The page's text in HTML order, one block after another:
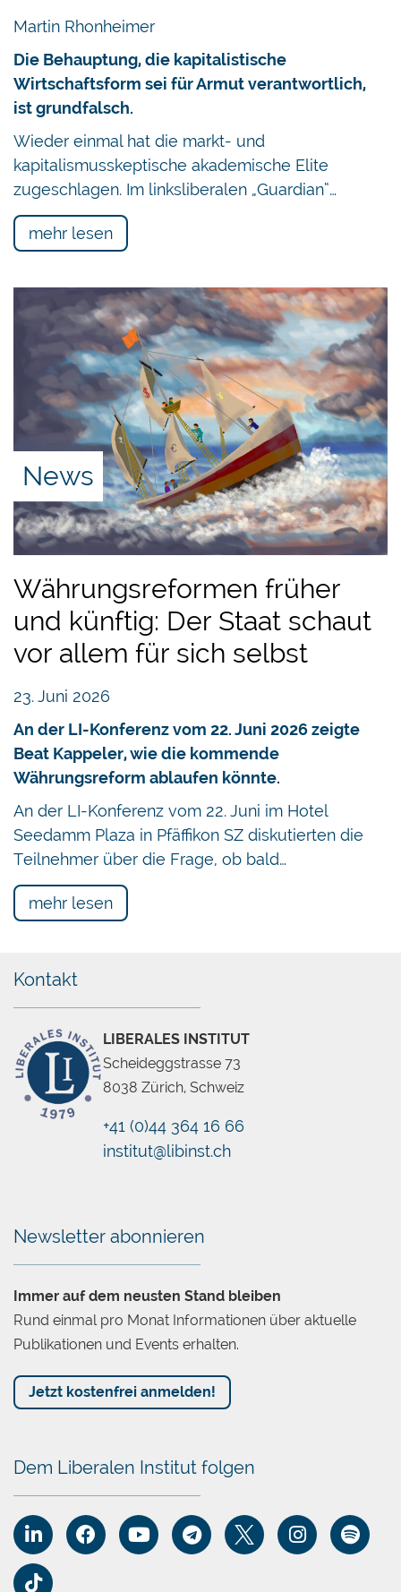
Chatbot
Martin Rhonheimer
Die Behauptung, die kapitalistische
Wirtschaftsform sei für Armut verantwortlich,
ist grundfalsch.
Wieder einmal hat die markt- und
kapitalismusskeptische akademische Elite
zugeschlagen. Im linksliberalen „Guardian“…
mehr lesen
News
Währungsreformen früher
und künftig: Der Staat schaut
vor allem für sich selbst
23. Juni 2026
An der LI-Konferenz vom 22. Juni 2026 zeigte
Beat Kappeler, wie die kommende
Währungsreform ablaufen könnte.
An der LI-Konferenz vom 22. Juni im Hotel
Seedamm Plaza in Pfäffikon SZ diskutierten die
Teilnehmer über die Frage, ob bald…
mehr lesen
Kontakt
LIBERALES INSTITUT
Scheideggstrasse 73
8038 Zürich, Schweiz
+41 (0)44 364 16 66
institut@libinst.ch
Newsletter abonnieren
Immer auf dem neusten Stand bleiben
Rund einmal pro Monat Informationen über aktuelle
Publikationen und Events erhalten.
Jetzt kostenfrei anmelden!
Dem Liberalen Institut folgen